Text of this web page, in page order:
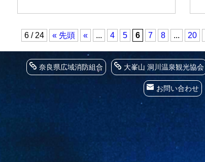
6 / 24 « 先頭 « ... 4 5 6 7 8 ... 20
大峯山 洞川温泉観光協会
奈良県広域消防組合
お問い合わせ